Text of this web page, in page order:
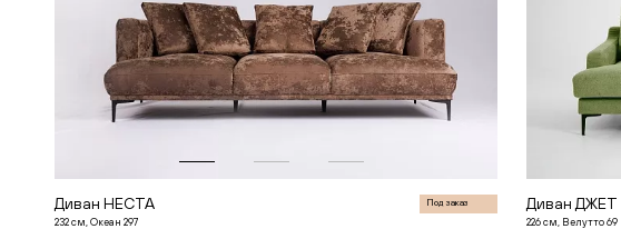
ДАЛИ
ДАНТЕ
ДЖЕТ
ДЖОЙ
ДЖУЛИЕТ
ДЖУН
ДИМЕНШН
КЛАССИК
Диван НЕСТА Под заказ
232 см, Океан 297
Диван ДЖЕТ
226 см, Велутто 69